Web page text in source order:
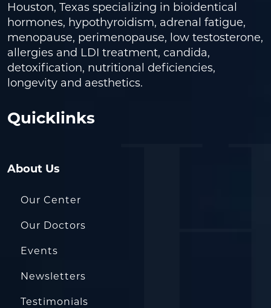
Houston, Texas specializing in bioidentical
hormones, hypothyroidism, adrenal fatigue,
menopause, perimenopause, low testosterone,
allergies and LDI treatment, candida,
detoxification, nutritional deficiencies,
longevity and aesthetics.
Quicklinks
About Us
Our Center
Our Doctors
Events
Newsletters
Testimonials